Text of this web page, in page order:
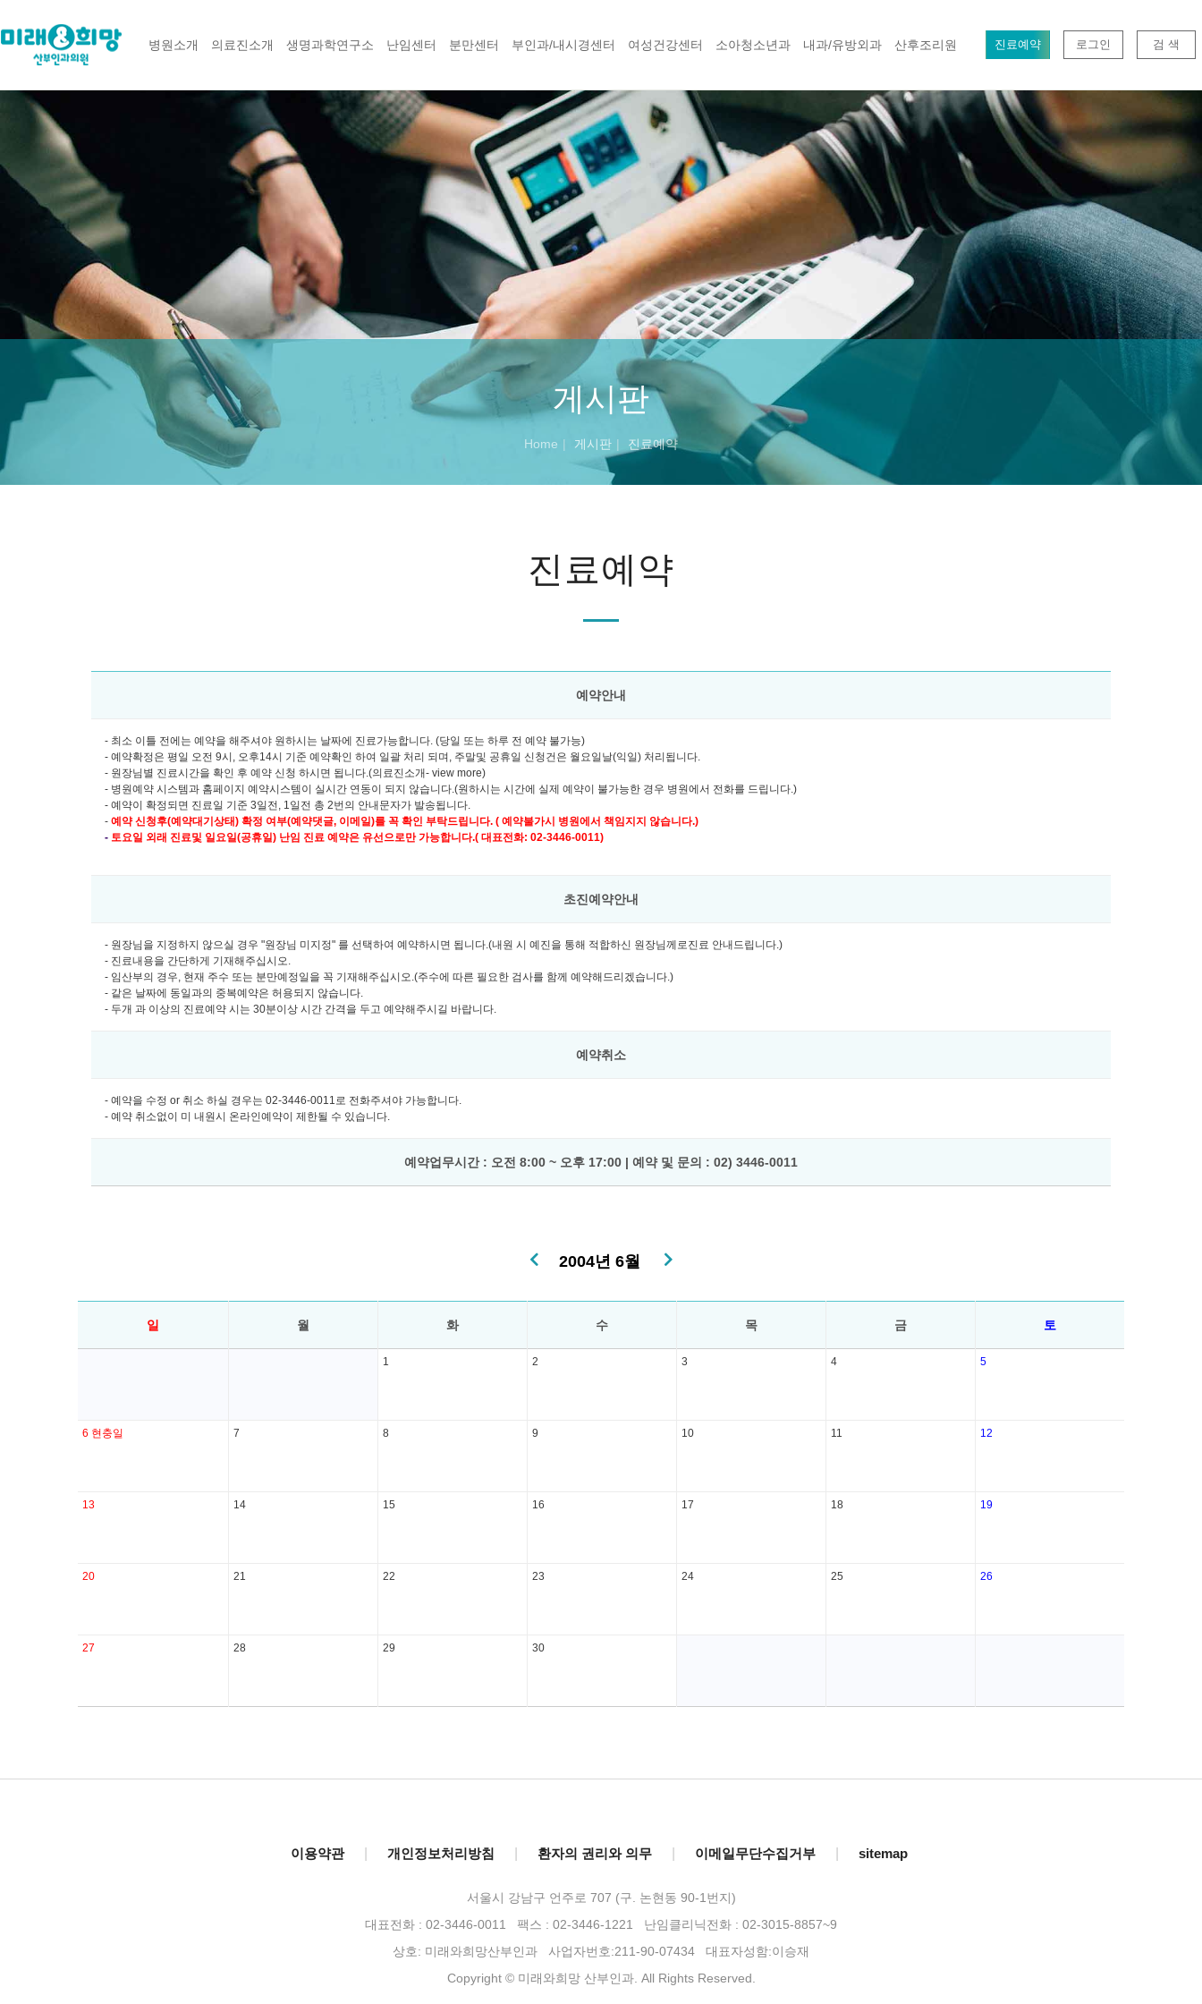
병원소개 의료진소개 생명과학연구소 난임센터 분만센터 부인과/내시경센터 여성건강센터 소아청소년과 내과/유방외과 산후조리원 진료예약 로그인 검 색
게시판
Home 게시판 진료예약
진료예약
예약안내
- 최소 이틀 전에는 예약을 해주셔야 원하시는 날짜에 진료가능합니다. (당일 또는 하루 전 예약 불가능)
- 예약확정은 평일 오전 9시, 오후14시 기준 예약확인 하여 일괄 처리 되며, 주말및 공휴일 신청건은 월요일날(익일) 처리됩니다.
- 원장님별 진료시간을 확인 후 예약 신청 하시면 됩니다.(의료진소개- view more)
- 병원예약 시스템과 홈페이지 예약시스템이 실시간 연동이 되지 않습니다.(원하시는 시간에 실제 예약이 불가능한 경우 병원에서 전화를 드립니다.)
- 예약이 확정되면 진료일 기준 3일전, 1일전 총 2번의 안내문자가 발송됩니다.
- 예약 신청후(예약대기상태) 확정 여부(예약댓글, 이메일)를 꼭 확인 부탁드립니다. ( 예약불가시 병원에서 책임지지 않습니다.)
- 토요일 외래 진료및 일요일(공휴일) 난임 진료 예약은 유선으로만 가능합니다.( 대표전화: 02-3446-0011)
초진예약안내
- 원장님을 지정하지 않으실 경우 "원장님 미지정" 를 선택하여 예약하시면 됩니다.(내원 시 예진을 통해 적합하신 원장님께로진료 안내드립니다.)
- 진료내용을 간단하게 기재해주십시오.
- 임산부의 경우, 현재 주수 또는 분만예정일을 꼭 기재해주십시오.(주수에 따른 필요한 검사를 함께 예약해드리겠습니다.)
- 같은 날짜에 동일과의 중복예약은 허용되지 않습니다.
- 두개 과 이상의 진료예약 시는 30분이상 시간 간격을 두고 예약해주시길 바랍니다.
예약취소
- 예약을 수정 or 취소 하실 경우는 02-3446-0011로 전화주셔야 가능합니다.
- 예약 취소없이 미 내원시 온라인예약이 제한될 수 있습니다.
예약업무시간 : 오전 8:00 ~ 오후 17:00 | 예약 및 문의 : 02) 3446-0011
2004년 6월
일 월 화 수 목 금 토
1 2 3 4 5
6 현충일 7 8 9 10 11 12
13 14 15 16 17 18 19
20 21 22 23 24 25 26
27 28 29 30
이용약관 개인정보처리방침 환자의 권리와 의무 이메일무단수집거부 sitemap
서울시 강남구 언주로 707 (구. 논현동 90-1번지)
대표전화 : 02-3446-0011 팩스 : 02-3446-1221 난임클리닉전화 : 02-3015-8857~9
상호: 미래와희망산부인과 사업자번호:211-90-07434 대표자성함:이승재
Copyright © 미래와희망 산부인과. All Rights Reserved.